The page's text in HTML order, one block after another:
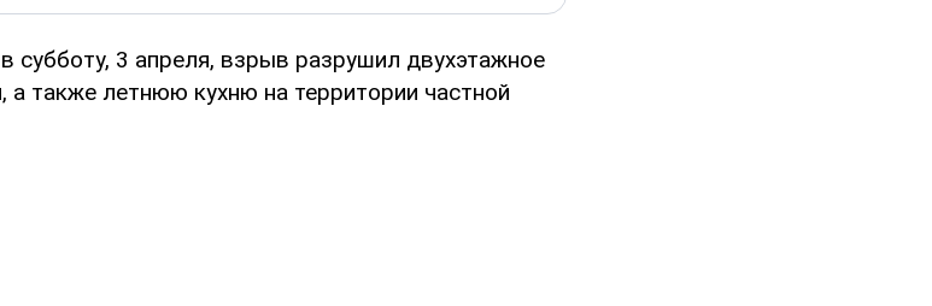
субботу, 3 апреля, взрыв разрушил двухэтажное
также летнюю кухню на территории частной